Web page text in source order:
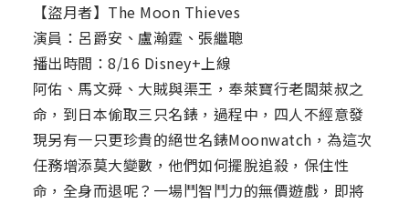
【盜月者】The Moon Thieves
演員：呂爵安、盧瀚霆、張繼聰
播出時間：8/16 Disney+上線
阿佑、馬文舜、大賊與渠王，奉萊寶行老闆萊叔之
命，到日本偷取三只名錶，過程中，四人不經意發
現另有一只更珍貴的絕世名錶Moonwatch，為這次
任務增添莫大變數，他們如何擺脫追殺，保住性
命，全身而退呢？一場鬥智鬥力的無價遊戲，即將